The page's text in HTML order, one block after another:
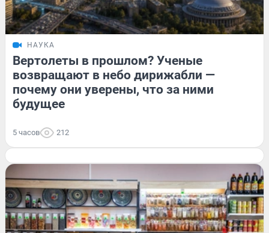
НАУКА
Вертолеты в прошлом? Ученые
возвращают в небо дирижабли —
почему они уверены, что за ними
будущее
5 часов 212